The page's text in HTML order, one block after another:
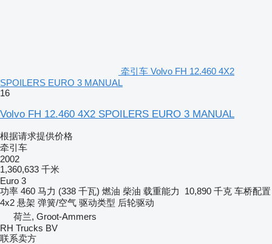
牵引车 Volvo FH 12.460 4X2
SPOILERS EURO 3 MANUAL
16
Volvo FH 12.460 4X2 SPOILERS EURO 3 MANUAL
根据请求提供价格
牵引车
2002
1,360,633 千米
Euro 3
功率 460 马力 (338 千瓦) 燃油 柴油 载重能力 10,890 千克 车桥配置
4x2 悬架 弹簧/空气 驱动类型 后轮驱动
荷兰, Groot-Ammers
RH Trucks BV
联系卖方